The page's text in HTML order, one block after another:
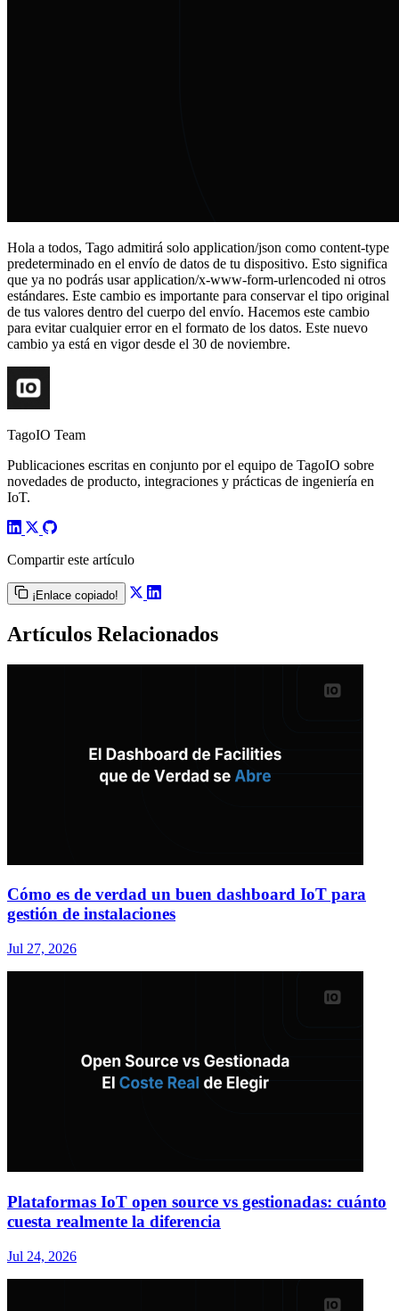
Hola a todos, Tago admitirá solo application/json como content-type
predeterminado en el envío de datos de tu dispositivo. Esto significa
que ya no podrás usar application/x-www-form-urlencoded ni otros
estándares. Este cambio es importante para conservar el tipo original
de tus valores dentro del cuerpo del envío. Hacemos este cambio
para evitar cualquier error en el formato de los datos. Este nuevo
cambio ya está en vigor desde el 30 de noviembre.
TagoIO Team
Publicaciones escritas en conjunto por el equipo de TagoIO sobre
novedades de producto, integraciones y prácticas de ingeniería en
IoT.
Compartir este artículo
¡Enlace copiado!
Artículos Relacionados
Cómo es de verdad un buen dashboard IoT para
gestión de instalaciones
Jul 27, 2026
Plataformas IoT open source vs gestionadas: cuánto
cuesta realmente la diferencia
Jul 24, 2026